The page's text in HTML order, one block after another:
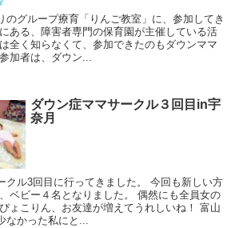
のグループ療育「りんご教室」に、参加してき
ある、障害者専門の保育園が主催している活
全く知らなくて、参加できたのもダウンママ
加者は、ダウン...
ダウン症ママサークル３回目in宇
奈月
クル3回目に行ってきました。 今回も新しい方
ベビー４名となりました。 偶然にも全員女の
ょこりん、お友達が増えてうれしいね！ 富山
なかった私にと...